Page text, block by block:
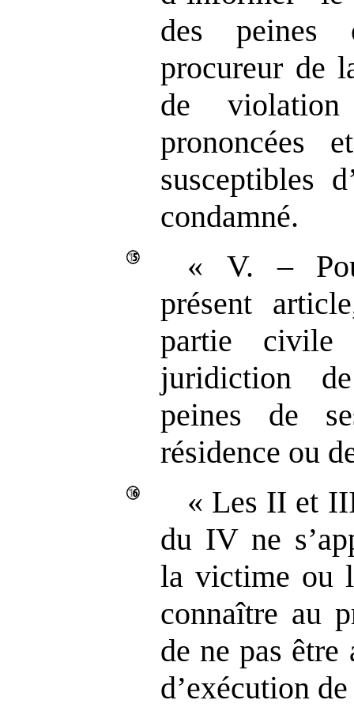
des
procureur de
de
prononcées
susceptibles
condamné.
« V. –
présent
partie
juridiction
peines de
résidence ou
« Les II et
du IV ne
la victime ou
connaître au
de ne pas être
d’exécution